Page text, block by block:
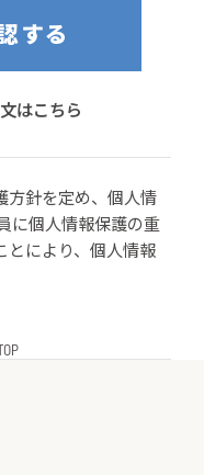
する
はこちら
方針を定め、個人情
に個人情報保護の重
とにより、個人情報
確かつ最新の状態に